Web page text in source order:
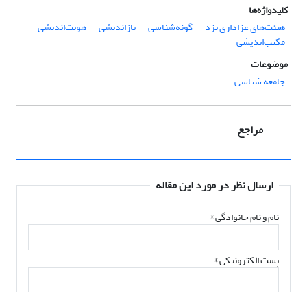
کلیدواژه‌ها
هیئت‌های عزاداری یزد
گونه‌شناسی بازاندیشی هویت‌اندیشی
مکتب‌اندیشی
موضوعات
جامعه شناسی
مراجع
ارسال نظر در مورد این مقاله
نام و نام خانوادگی*
پست الکترونیکی*